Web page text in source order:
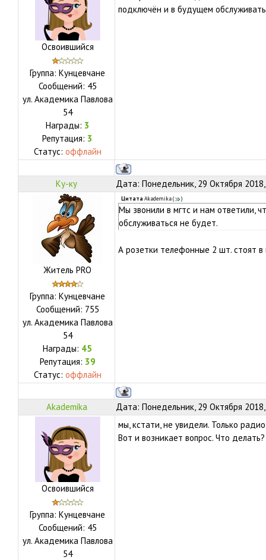
Освоившийся
Группа: Кунцевчане
Сообщений: 45
ул. Академика Павлова
54
Награды: 3
Репутация: 3
Статус: оффлайн
подключён и в будущем
Ку-ку Дата: Понедельник, 29 Октября
Житель PRO
Группа: Кунцевчане
Сообщений: 755
ул. Академика Павлова
54
Награды: 45
Репутация: 39
Статус: оффлайн
Цитата Akademika( )
Мы звонили в мгтс и нам ответили,
обслуживаться не будет.
А розетки телефонные 2 шт. стоят в
Akademika Дата: Понедельник, 29 Октября
Освоившийся
Группа: Кунцевчане
Сообщений: 45
ул. Академика Павлова
54
мы, кстати, не увидели. Только
Вот и возникает вопрос. Что делать?